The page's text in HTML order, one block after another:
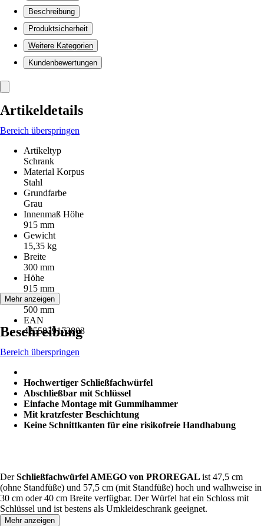
Beschreibung
Produktsicherheit
Weitere Kategorien
Kundenbewertungen
Artikeldetails
Bereich überspringen
Artikeltyp
Schrank
Material Korpus
Stahl
Grundfarbe
Grau
Innenmaß Höhe
915 mm
Gewicht
15,35 kg
Breite
300 mm
Höhe
915 mm
Tiefe
500 mm
EAN
4255829172803
Mehr anzeigen
Beschreibung
Bereich überspringen
Hochwertiger Schließfachwürfel
Abschließbar mit Schlüssel
Einfache Montage mit Gummihammer
Mit kratzfester Beschichtung
Keine Schnittkanten für eine risikofreie Handhabung
DerSchließfachwürfel AMEGO von PROREGAL ist 47,5 cm
(ohne Standfüße) und 57,5 cm (mit Standfüße) hoch und walhweise in
30 cm oder 40 cm Breite verfügbar. Der Würfel hat ein Schloss mit
Schlüssel und ist bestens als Umkleideschrank geeignet.
Mehr anzeigen